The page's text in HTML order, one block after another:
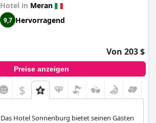
Hotel in Meran
9,7 Hervorragend
Von 203 $
Preise anzeigen
$
Das Hotel Sonnenburg bietet seinen Gästen